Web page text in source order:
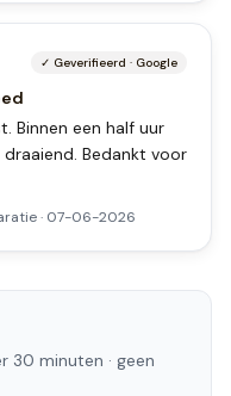
✓ Geverifieerd · Google
Binnen een half uur
Bedankt voor
· 07-06-2026
30 minuten · geen